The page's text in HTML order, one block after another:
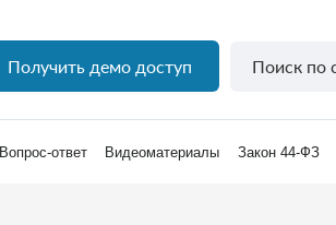
Получить демо доступ
Вопрос-ответ Видеоматериалы Закон 44-ФЗ